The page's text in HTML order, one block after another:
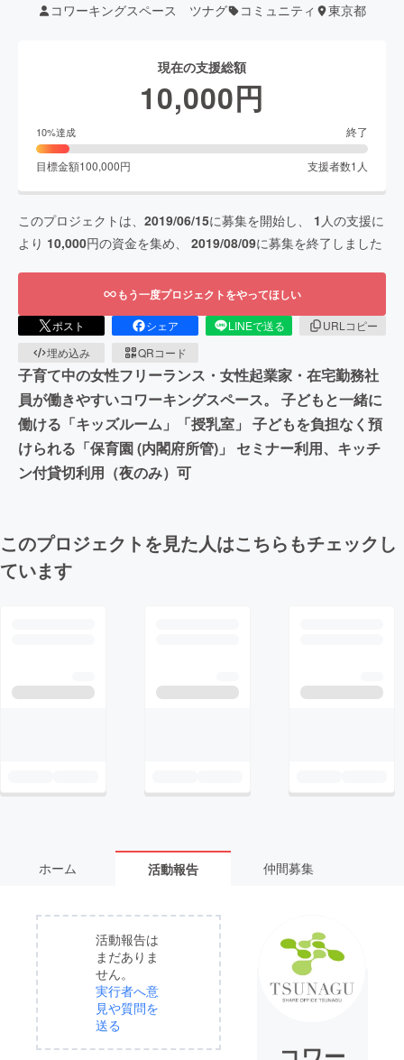
コワーキングスペース ツナグ コミュニティ 東京都
現在の支援総額
10,000円
10%達成 終了
目標金額100,000円 支援者数1 人
このプロジェクトは、 2019/06/15に募集を開始し、 1 人の支援に
より 10,000円の資金を集め、 2019/08/09に募集を終了しました
もう一度プロジェクトをやってほしい
ポスト シェア LINEで送る
URLコピー
埋め込み
QRコード
子育て中の女性フリーランス・女性起業家・在宅勤務社
員が働きやすいコワーキングスペース。 子どもと一緒に
働ける「キッズルーム」「授乳室」 子どもを負担なく預
けられる「保育園 (内閣府所管)」 セミナー利用、キッチ
ン付貸切利用（夜のみ）可
このプロジェクトを見た人はこちらもチェックし
ています
ホーム 活動報告 仲間募集
活動報告は
まだありま
せん。
実行者へ意
見や質問を
送る